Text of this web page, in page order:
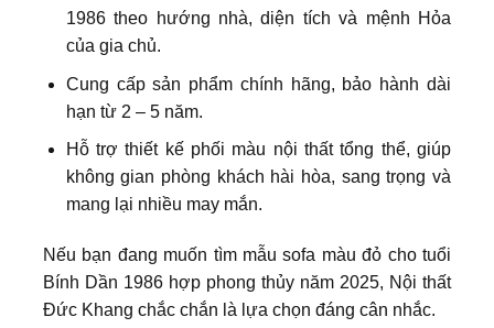
1986 theo hướng nhà, diện tích và mệnh Hỏa
của gia chủ.
Cung cấp sản phẩm chính hãng, bảo hành dài
hạn từ 2 – 5 năm.
Hỗ trợ thiết kế phối màu nội thất tổng thể, giúp
không gian phòng khách hài hòa, sang trọng và
mang lại nhiều may mắn.
Nếu bạn đang muốn tìm mẫu sofa màu đỏ cho tuổi
Bính Dần 1986 hợp phong thủy năm 2025, Nội thất
Đức Khang chắc chắn là lựa chọn đáng cân nhắc.